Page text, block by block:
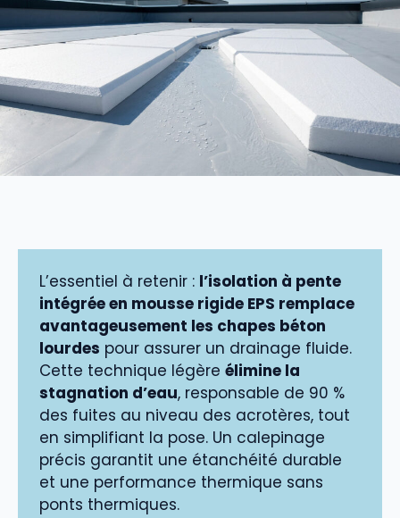
L’essentiel à retenir : l’isolation à pente
intégrée en mousse rigide EPS remplace
avantageusement les chapes béton
lourdes pour assurer un drainage fluide.
Cette technique légère élimine la
stagnation d’eau, responsable de 90 %
des fuites au niveau des acrotères, tout
en simplifiant la pose. Un calepinage
précis garantit une étanchéité durable
et une performance thermique sans
ponts thermiques.